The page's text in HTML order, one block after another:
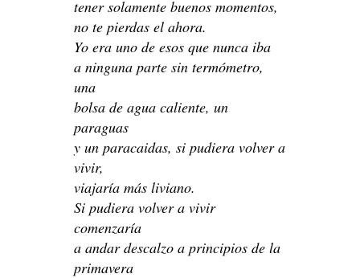
tener solamente buenos momentos,
no te pierdas el ahora.
Yo era uno de esos que nunca iba
a ninguna parte sin termómetro,
una
bolsa de agua caliente, un
paraguas
y un paracaidas, si pudiera volver a
vivir,
viajaría más liviano.
Si pudiera volver a vivir
comenzaría
a andar descalzo a principios de la
primavera